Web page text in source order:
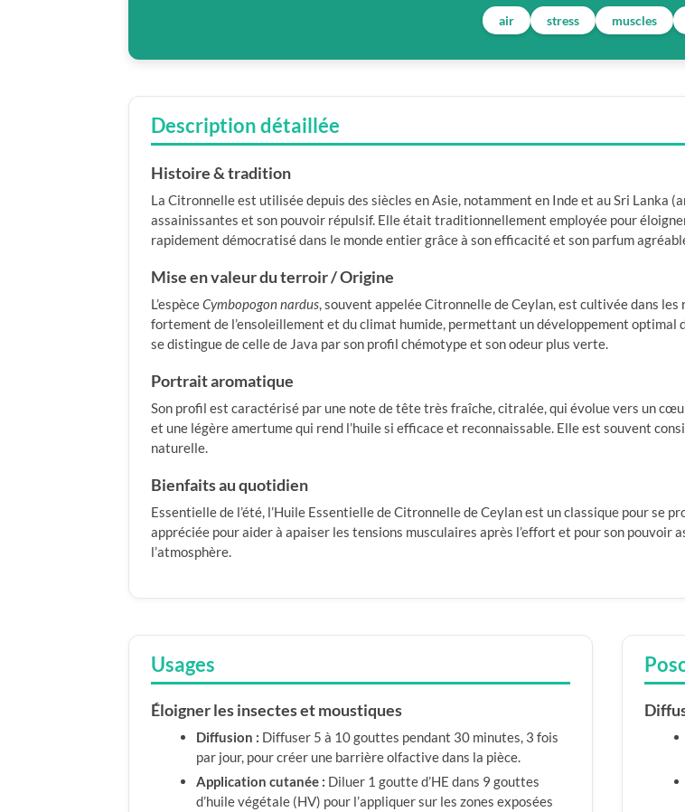
air stress muscles
Description détaillée
Histoire & tradition
La Citronnelle est utilisée depuis des siècles en Asie, notamment en Inde et au Sri Lanka
assainissantes et son pouvoir répulsif. Elle était traditionnellement employée pour
rapidement démocratisé dans le monde entier grâce à son efficacité et son parfum
Mise en valeur du terroir / Origine
L’espèceCymbopogon nardus, souvent appelée Citronnelle de Ceylan, est cultivée dans
fortement de l’ensoleillement et du climat humide, permettant un développement optimal
se distingue de celle de Java par son profil chémotype et son odeur plus verte.
Portrait aromatique
Son profil est caractérisé par une note de tête très fraîche, citralée, qui évolue vers un
et une légère amertume qui rend l’huile si efficace et reconnaissable. Elle est souvent
naturelle.
Bienfaits au quotidien
Essentielle de l’été, l’Huile Essentielle de Citronnelle de Ceylan est un classique pour se
appréciée pour aider à apaiser les tensions musculaires après l’effort et pour son
l’atmosphère.
Usages
Éloigner les insectes et moustiques
Diffusion : Diffuser 5 à 10 gouttes pendant 30 minutes, 3 fois
par jour, pour créer une barrière olfactive dans la pièce.
Application cutanée : Diluer 1 goutte d’HE dans 9 gouttes
d’huile végétale (HV) pour l’appliquer sur les zones exposées